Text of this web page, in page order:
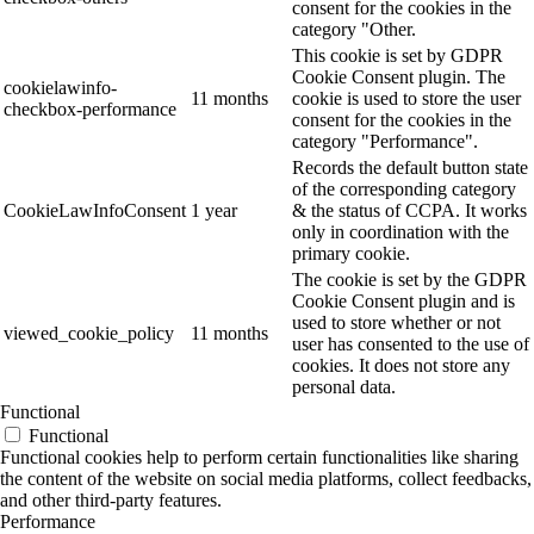
consent for the cookies in the
category "Other.
cookielawinfo-
checkbox-performance
11 months
This cookie is set by GDPR
Cookie Consent plugin. The
cookie is used to store the user
consent for the cookies in the
category "Performance".
CookieLawInfoConsent 1 year
Records the default button state
of the corresponding category
& the status of CCPA. It works
only in coordination with the
primary cookie.
viewed_cookie_policy 11 months
The cookie is set by the GDPR
Cookie Consent plugin and is
used to store whether or not
user has consented to the use of
cookies. It does not store any
personal data.
Functional
Functional
Functional cookies help to perform certain functionalities like sharing
the content of the website on social media platforms, collect feedbacks,
and other third-party features.
Performance